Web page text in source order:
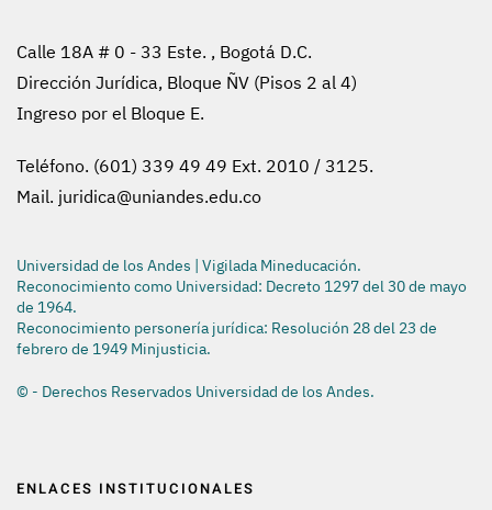
Calle 18A # 0 - 33 Este. , Bogotá D.C.
Dirección Jurídica, Bloque ÑV (Pisos 2 al 4)
Ingreso por el Bloque E.
Teléfono. (601) 339 49 49 Ext. 2010 / 3125.
Mail. juridica@uniandes.edu.co
Universidad de los Andes | Vigilada Mineducación.
Reconocimiento como Universidad: Decreto 1297 del 30 de mayo
de 1964.
Reconocimiento personería jurídica: Resolución 28 del 23 de
febrero de 1949 Minjusticia.
© - Derechos Reservados Universidad de los Andes.
ENLACES INSTITUCIONALES